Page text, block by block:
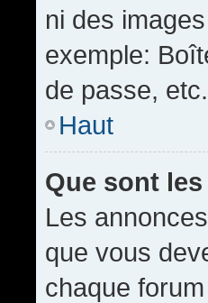
ni des
exemple:
de passe,
Haut
Que sont
Les
que vous
chaque